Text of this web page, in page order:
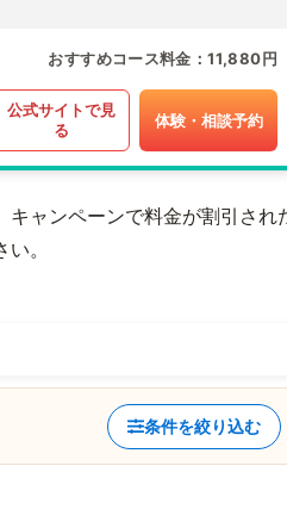
おすすめコース料金 11,880円
公式サイトで見
る
体験・相談予約
キャンペーンで料金が割引され
。
条件を絞り込む